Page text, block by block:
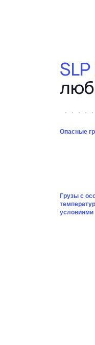
Опасные
Грузы с
условиями